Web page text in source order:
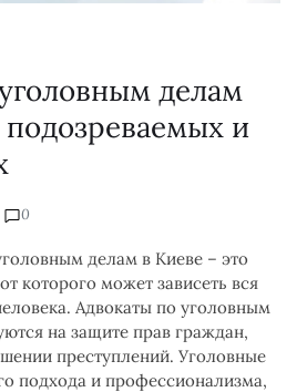
делам
и
0
делам в Киеве – это
которого может зависеть вся
Адвокаты по уголовным
на защите прав граждан,
преступлений. Уголовные
подхода и профессионализма,